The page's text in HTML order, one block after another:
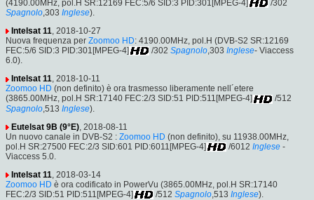
(4190.00MHz, pol.H SR:12169 FEC:5/6 SID:3 PID:301[MPEG-4]
/302
Spagnolo,303 Inglese).
Intelsat 11, 2018-10-27
Nuova frequenza per Zoomoo HD: 4190.00MHz, pol.H (DVB-S2 SR:12169
FEC:5/6 SID:3 PID:301[MPEG-4]
/302 Spagnolo,303 Inglese- Viaccess
6.0).
Intelsat 11, 2018-10-11
Zoomoo HD (non definito) è ora trasmesso liberamente nell´etere
(3865.00MHz, pol.H SR:17140 FEC:2/3 SID:51 PID:511[MPEG-4]
/512
Spagnolo ,513 Inglese).
Eutelsat 9B (9°E) , 2018-08-11
Un nuovo canale in DVB-S2 : Zoomoo HD (non definito), su 11938.00MHz,
pol.H SR:27500 FEC:2/3 SID:601 PID:6011[MPEG-4]
/6012 Inglese -
Viaccess 5.0.
Intelsat 11, 2018-03-14
Zoomoo HD è ora codificato in PowerVu (3865.00MHz, pol.H SR:17140
FEC:2/3 SID:51 PID:511[MPEG-4]
/512 Spagnolo,513 Inglese).